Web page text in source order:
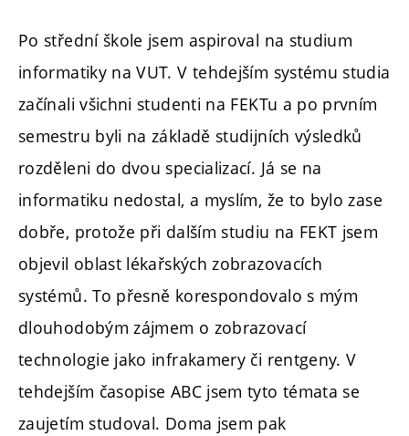
Po střední škole jsem aspiroval na studium
informatiky na VUT. V tehdejším systému studia
začínali všichni studenti na FEKTu a po prvním
semestru byli na základě studijních výsledků
rozděleni do dvou specializací. Já se na
informatiku nedostal, a myslím, že to bylo zase
dobře, protože při dalším studiu na FEKT jsem
objevil oblast lékařských zobrazovacích
systémů. To přesně korespondovalo s mým
dlouhodobým zájmem o zobrazovací
technologie jako infrakamery či rentgeny. V
tehdejším časopise ABC jsem tyto témata se
zaujetím studoval. Doma jsem pak